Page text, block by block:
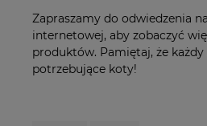
Zapraszamy do odwiedzenia
internetowej, aby zobaczyć
produktów. Pamiętaj, że każdy
potrzebujące koty!